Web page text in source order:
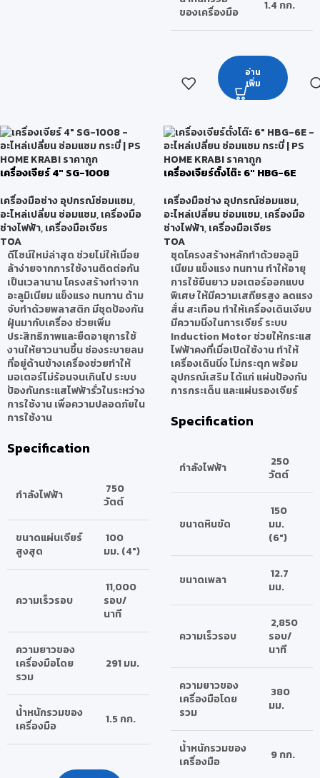
ของเครื่องมือ
1.4 กก.
อ่าน
เพิ่ม
เครื่องเจียร์ 4″ SG-1008
เครื่องมือช่าง อุปกรณ์ซ่อมแซม,
อะไหล่เปลี่ยน ซ่อมแซม,เครื่องมือ
ช่างไฟฟ้า,เครื่องมือเจียร
TOA
ดีไซน์ใหม่ล่าสุด ช่วยไม่ให้เมื่อย
ล้าง่ายจากการใช้งานติดต่อกัน
เป็นเวลานาน โครงสร้างทำจาก
อะลูมิเนียม แข็งแรง ทนทาน ด้าม
จับทำด้วยพลาสติก มีชุดป้องกัน
ฝุ่นมากับเครื่อง ช่วยเพิ่ม
ประสิทธิภาพและยืดอายุการใช้
งานให้ยาวนานขึ้น ช่องระบายลม
ที่อยู่ด้านข้างเครื่องช่วยทำให้
มอเตอร์ไม่ร้อนจนเกินไป ระบบ
ป้องกันกระแสไฟฟ้ารั่วในระหว่าง
การใช้งาน เพื่อความปลอดภัยใน
การใช้งาน
Specification
กำลังไฟฟ้า
750
วัตต์
ขนาดแผ่นเจียร์
สูงสุด
100
มม. (4")
ความเร็วรอบ
11,000
รอบ/
นาที
ความยาวของ
เครื่องมือโดย
รวม
291 มม.
น้ำหนักรวมของ
เครื่องมือ
1.5 กก.
เครื่องเจียร์ตั้งโต๊ะ 6″ HBG-6E
เครื่องมือช่าง อุปกรณ์ซ่อมแซม,
อะไหล่เปลี่ยน ซ่อมแซม,เครื่องมือ
ช่างไฟฟ้า,เครื่องมือเจียร
TOA
ชุดโครงสร้างหลักทำด้วยอลูมิ
เนียม แข็งแรง ทนทาน ทำให้อายุ
การใช้ยืนยาว มอเตอร์ออกแบบ
พิเศษ ให้มีความเสถียรสูง ลดแรง
สั่น สะเทือน ทำให้เครื่องเดินเงียบ
มีความนิ่งในการเจียร์ ระบบ
Induction Motor ช่วยให้กระแส
ไฟฟ้าคงที่เมื่อเปิดใช้งาน ทำให้
เครื่องเดินนิ่ง ไม่กระตุก พร้อม
อุปกรณ์เสริม ได้แก่ แผ่นป้องกัน
การกระเด็น และแผ่นรองเจียร์
Specification
กำลังไฟฟ้า
250
วัตต์
ขนาดหินขัด
150
มม.
(6")
ขนาดเพลา
12.7
มม.
ความเร็วรอบ
2,850
รอบ/
นาที
ความยาวของ
เครื่องมือโดย
รวม
380
มม.
น้ำหนักรวมของ
เครื่องมือ
9 กก.